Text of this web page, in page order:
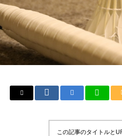
この記事のタイトルと